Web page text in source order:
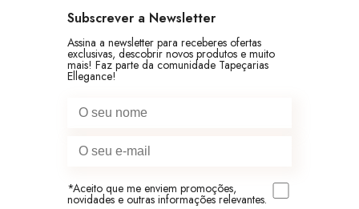
Subscrever a Newsletter
Assina a newsletter para receberes ofertas
exclusivas, descobrir novos produtos e muito
mais! Faz parte da comunidade Tapeçarias
Ellegance!
*Aceito que me enviem promoções,
novidades e outras informações relevantes.